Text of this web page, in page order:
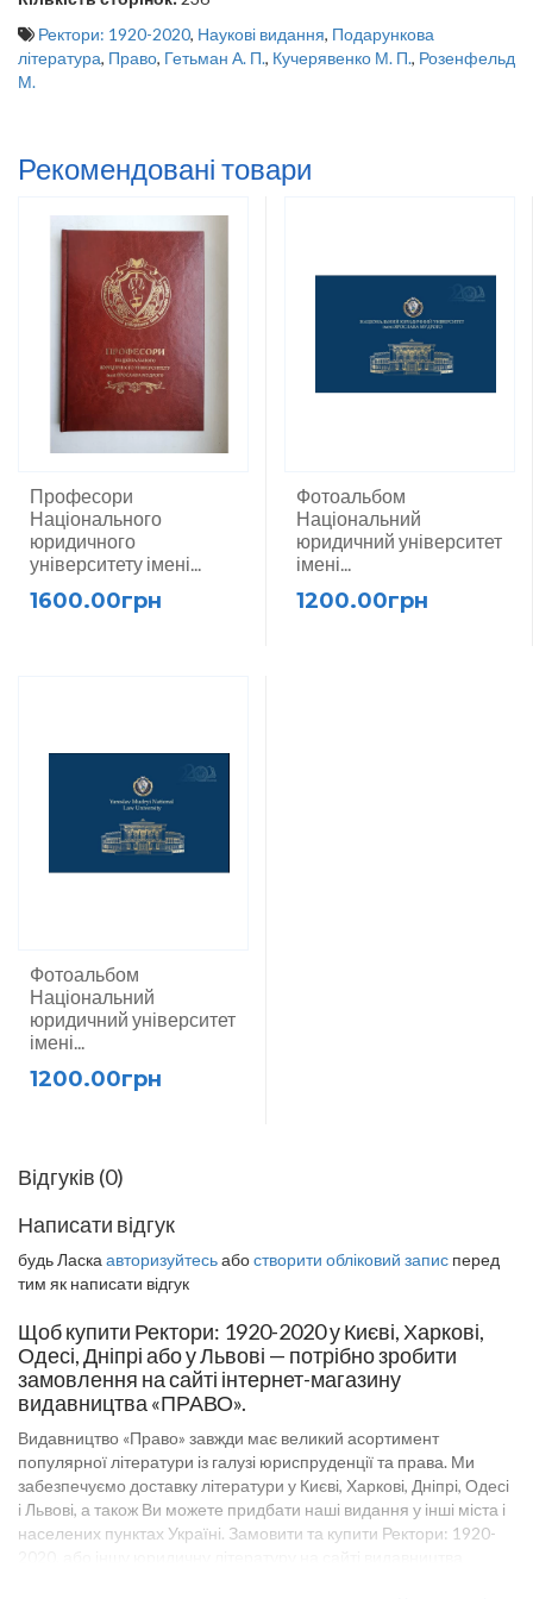
Ректори: 1920-2020, Наукові видання, Подарункова
література, Право, Гетьман А. П., Кучерявенко М. П., Розенфельд
М.
Рекомендовані товари
Професори
Національного
юридичного
університету імені...
1600.00грн
Фотоальбом
Національний
юридичний університет
імені...
1200.00грн
Фотоальбом
Національний
юридичний університет
імені...
1200.00грн
Відгуків (0)
Написати відгук
будь Ласка авторизуйтесьабостворити обліковий запис перед
тим як написати відгук
Щоб купити Ректори: 1920-2020 у Києві, Харкові,
Одесі, Дніпрі або у Львові — потрібно зробити
замовлення на сайті інтернет-магазину
видавництва «ПРАВО».
Видавництво «Право» завжди має великий асортимент
популярної літератури із галузі юриспруденції та права. Ми
забезпечуємо доставку літератури у Києві, Харкові, Дніпрі, Одесі
і Львові, а також Ви можете придбати наші видання у інші міста і
населених пунктах Україні. Замовити та купити Ректори: 1920-